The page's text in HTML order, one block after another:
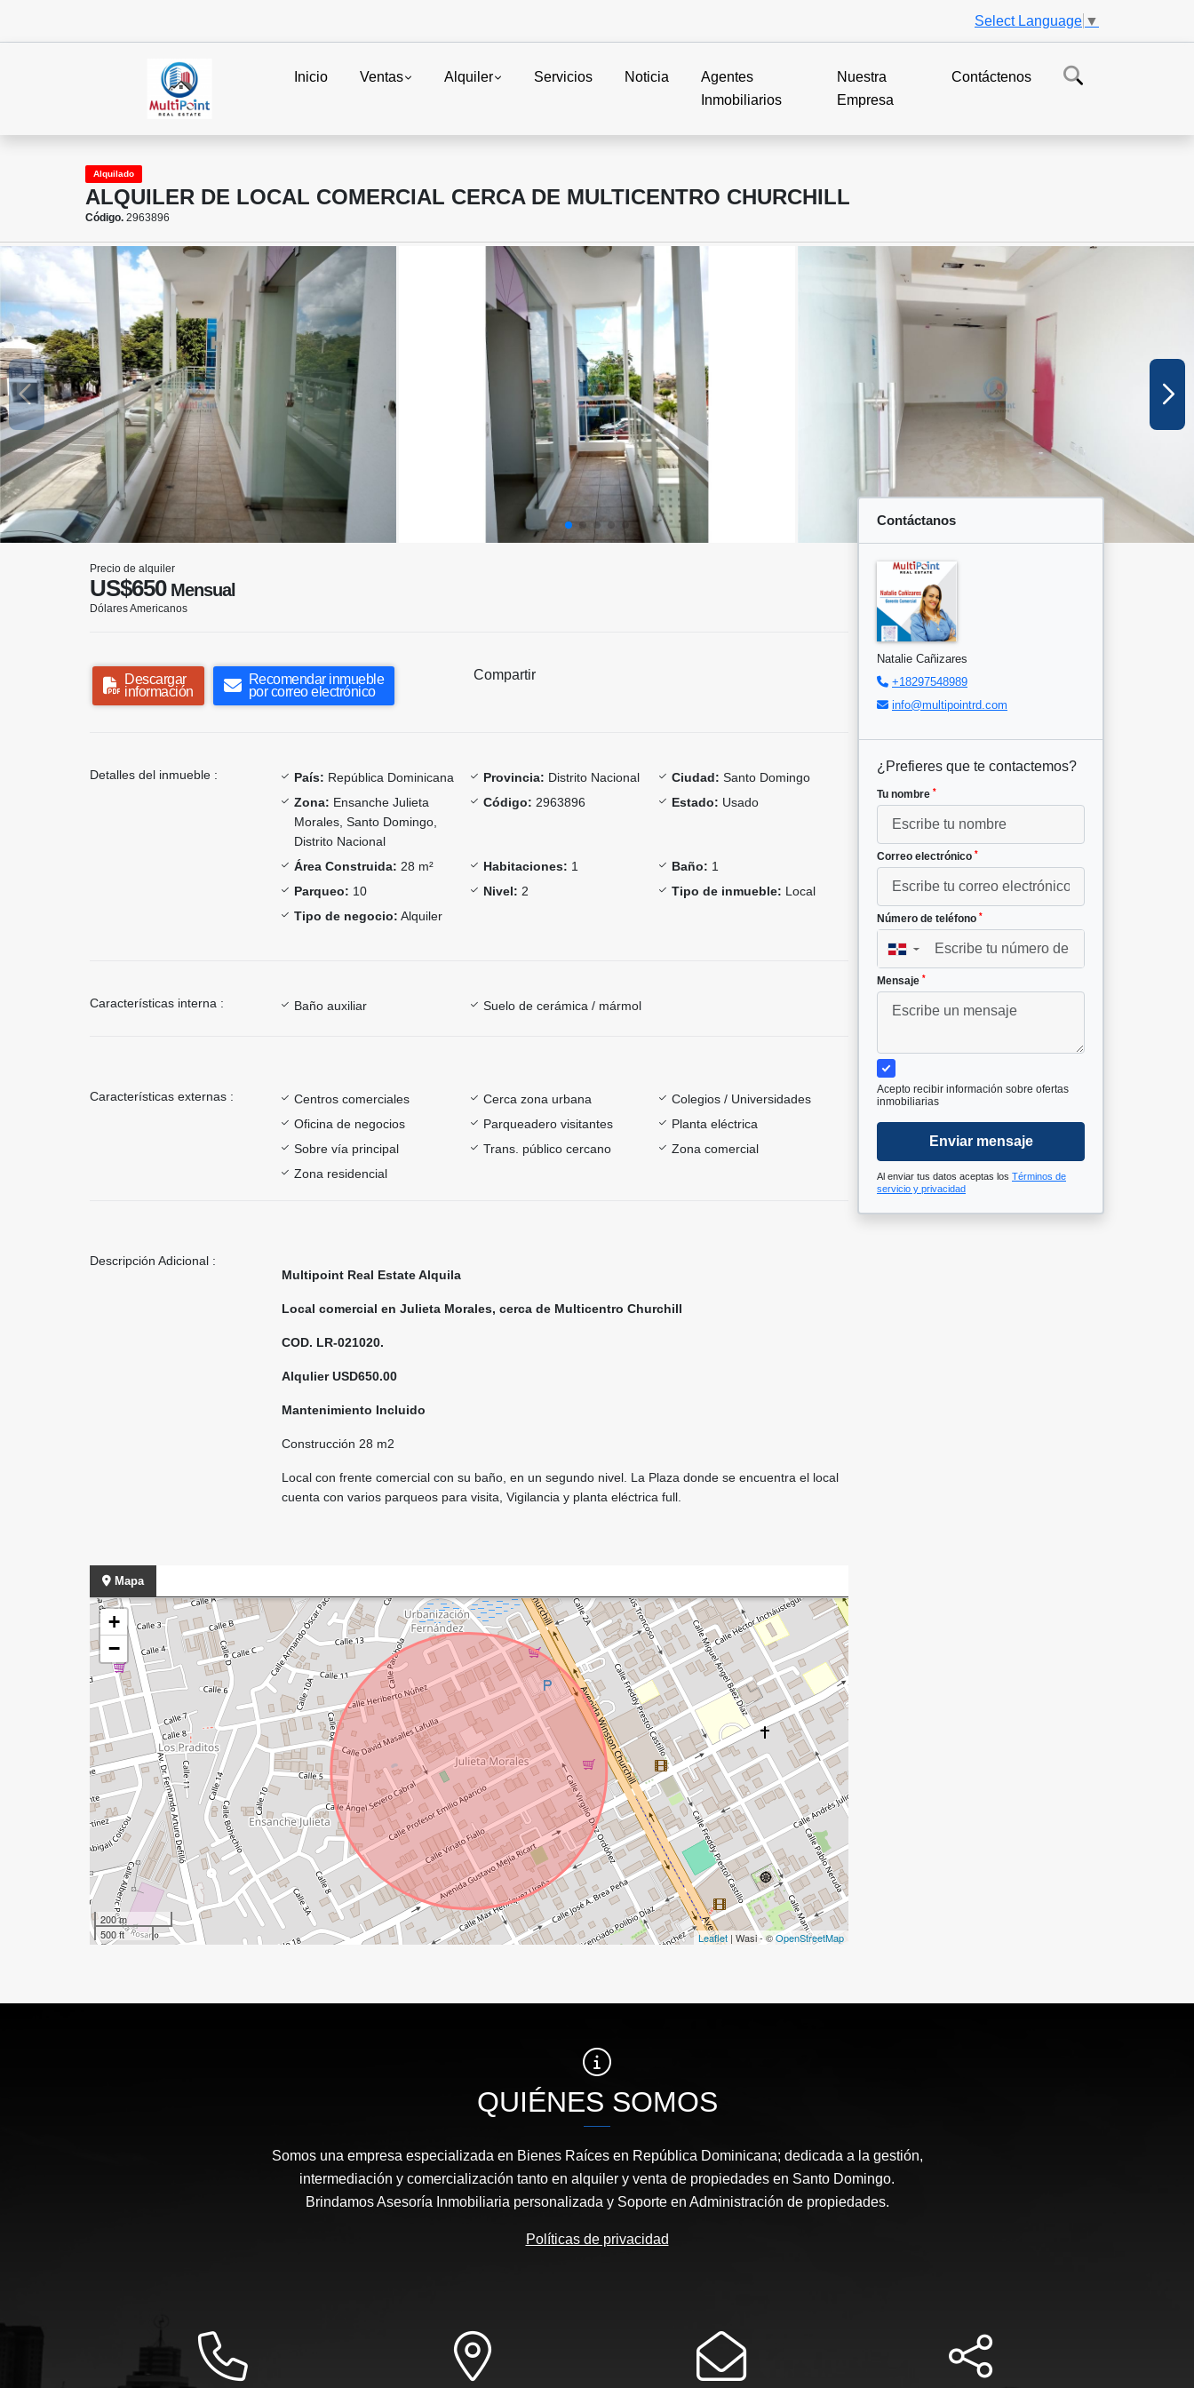
Select Language ▼
Inicio Ventas Alquiler Servicios Noticia
Agentes
Inmobiliarios
Nuestra
Empresa
Contáctenos
Alquilado
ALQUILER DE LOCAL COMERCIAL CERCA DE MULTICENTRO CHURCHILL
Código. 2963896
Precio de alquiler
US$650Mensual
Dólares Americanos
Descargar
información
Recomendar inmueble
por correo electrónico
Compartir
Detalles del inmueble : País: República Dominicana Provincia: Distrito Nacional Ciudad: Santo Domingo
Zona: Ensanche Julieta
Morales, Santo Domingo,
Distrito Nacional
Código: 2963896 Estado: Usado
Área Construida: 28 m² Habitaciones: 1 Baño: 1
Parqueo: 10 Nivel: 2 Tipo de inmueble: Local
Tipo de negocio: Alquiler
Características interna : Baño auxiliar Suelo de cerámica / mármol
Características externas : Centros comerciales Cerca zona urbana
Colegios / Universidades
Oficina de negocios
Parqueadero visitantes
Planta eléctrica
Sobre vía principal
Trans. público cercano
Zona comercial
Zona residencial
Descripción Adicional :
Multipoint Real Estate Alquila
Local comercial en Julieta Morales, cerca de Multicentro Churchill
COD. LR-021020.
Alqulier USD650.00
Mantenimiento Incluido
Construcción 28 m2
Local con frente comercial con su baño, en un segundo nivel. La Plaza donde se encuentra el local
cuenta con varios parqueos para visita, Vigilancia y planta eléctrica full.
Mapa
+
−
200 m
500 ft
Leaflet | Wasi - ©OpenStreetMap
Contáctanos
Natalie Cañizares
+18297548989
info@multipointrd.com
¿Prefieres que te contactemos?
Tu nombre *
Correo electrónico *
Número de teléfono *
▼
Mensaje *
Acepto recibir información sobre ofertas
inmobiliarias
Enviar mensaje
Al enviar tus datos aceptas los Términos de
servicio y privacidad
QUIÉNES SOMOS
Somos una empresa especializada en Bienes Raíces en República Dominicana; dedicada a la gestión,
intermediación y comercialización tanto en alquiler y venta de propiedades en Santo Domingo.
Brindamos Asesoría Inmobiliaria personalizada y Soporte en Administración de propiedades.
Políticas de privacidad